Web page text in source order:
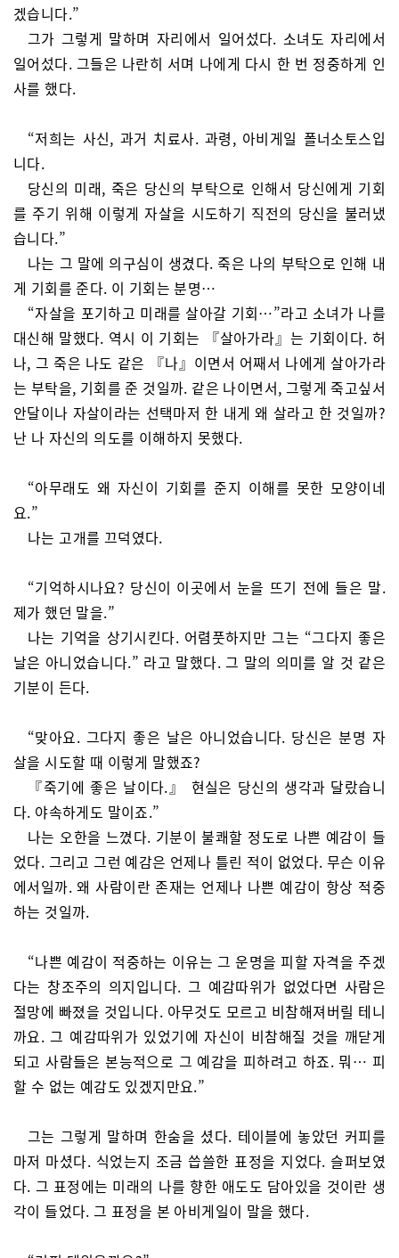
겠습니다.”
그가 그렇게 말하며 자리에서 일어섰다. 소녀도 자리에서
일어섰다. 그들은 나란히 서며 나에게 다시 한 번 정중하게 인
사를 했다.
“저희는 사신, 과거 치료사. 과령, 아비게일 폴너소토스입
니다.
당신의 미래, 죽은 당신의 부탁으로 인해서 당신에게 기회
를 주기 위해 이렇게 자살을 시도하기 직전의 당신을 불러냈
습니다.”
나는 그 말에 의구심이 생겼다. 죽은 나의 부탁으로 인해 내
게 기회를 준다. 이 기회는 분명…
“자살을 포기하고 미래를 살아갈 기회…”라고 소녀가 나를
대신해 말했다. 역시 이 기회는 『살아가라』는 기회이다. 허
나, 그 죽은 나도 같은 『나』이면서 어째서 나에게 살아가라
는 부탁을, 기회를 준 것일까. 같은 나이면서, 그렇게 죽고싶서
안달이나 자살이라는 선택마저 한 내게 왜 살라고 한 것일까?
난 나 자신의 의도를 이해하지 못했다.
“아무래도 왜 자신이 기회를 준지 이해를 못한 모양이네
요.”
나는 고개를 끄덕였다.
“기억하시나요? 당신이 이곳에서 눈을 뜨기 전에 들은 말.
제가 했던 말을.”
나는 기억을 상기시킨다. 어렴풋하지만 그는 “그다지 좋은
날은 아니었습니다.” 라고 말했다. 그 말의 의미를 알 것 같은
기분이 든다.
“맞아요. 그다지 좋은 날은 아니었습니다. 당신은 분명 자
살을 시도할 때 이렇게 말했죠?
『죽기에 좋은 날이다.』 현실은 당신의 생각과 달랐습니
다. 야속하게도 말이죠.”
나는 오한을 느꼈다. 기분이 불쾌할 정도로 나쁜 예감이 들
었다. 그리고 그런 예감은 언제나 틀린 적이 없었다. 무슨 이유
에서일까. 왜 사람이란 존재는 언제나 나쁜 예감이 항상 적중
하는 것일까.
“나쁜 예감이 적중하는 이유는 그 운명을 피할 자격을 주겠
다는 창조주의 의지입니다. 그 예감따위가 없었다면 사람은
절망에 빠졌을 것입니다. 아무것도 모르고 비참해져버릴 테니
까요. 그 예감따위가 있었기에 자신이 비참해질 것을 깨닫게
되고 사람들은 본능적으로 그 예감을 피하려고 하죠. 뭐… 피
할 수 없는 예감도 있겠지만요.”
그는 그렇게 말하며 한숨을 셨다. 테이블에 놓았던 커피를
마저 마셨다. 식었는지 조금 씁쓸한 표정을 지었다. 슬퍼보였
다. 그 표정에는 미래의 나를 향한 애도도 담아있을 것이란 생
각이 들었다. 그 표정을 본 아비게일이 말을 했다.